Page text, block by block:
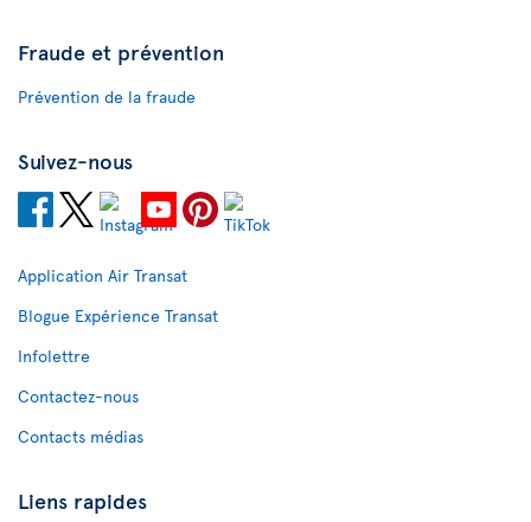
Fraude et prévention
Prévention de la fraude
Suivez-nous
Application Air Transat
Blogue Expérience Transat
Infolettre
Contactez-nous
Contacts médias
Liens rapides